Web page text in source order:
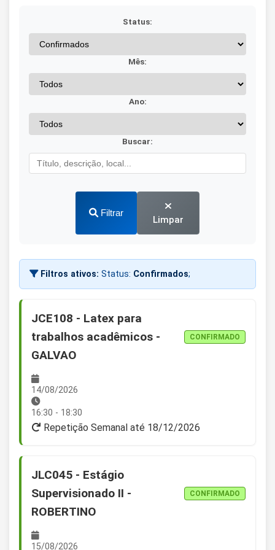
Status:
Mês:
Ano:
Buscar:
Filtrar
Limpar
Filtros ativos: Status: Confirmados;
JCE108 - Latex para
trabalhos acadêmicos -
GALVAO
CONFIRMADO
14/08/2026
16:30 - 18:30
Repetição Semanal até 18/12/2026
JLC045 - Estágio
Supervisionado II -
ROBERTINO
CONFIRMADO
15/08/2026